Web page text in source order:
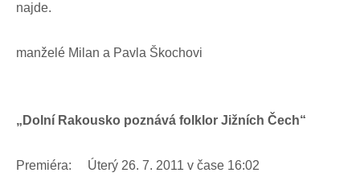
najde.
manželé Milan a Pavla Škochovi
„Dolní Rakousko poznává folklor Jižních Čech“
Premiéra: Úterý 26. 7. 2011 v čase 16:02